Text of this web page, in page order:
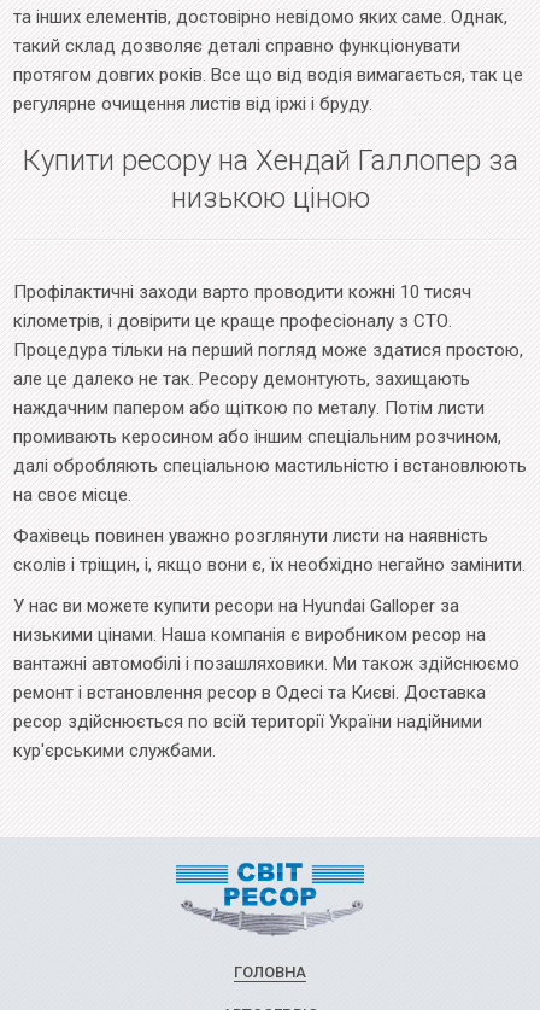
та інших елементів, достовірно невідомо яких саме. Однак,
такий склад дозволяє деталі справно функціонувати
протягом довгих років. Все що від водія вимагається, так це
регулярне очищення листів від іржі і бруду.
Купити ресору на Хендай Галлопер за
низькою ціною
Профілактичні заходи варто проводити кожні 10 тисяч
кілометрів, і довірити це краще професіоналу з СТО.
Процедура тільки на перший погляд може здатися простою,
але це далеко не так. Ресору демонтують, захищають
наждачним папером або щіткою по металу. Потім листи
промивають керосином або іншим спеціальним розчином,
далі обробляють спеціальною мастильністю і встановлюють
на своє місце.
Фахівець повинен уважно розглянути листи на наявність
сколів і тріщин, і, якщо вони є, їх необхідно негайно замінити.
У нас ви можете купити ресори на Hyundai Galloper за
низькими цінами. Наша компанія є виробником ресор на
вантажні автомобілі і позашляховики. Ми також здійснюємо
ремонт і встановлення ресор в Одесі та Києві. Доставка
ресор здійснюється по всій території України надійними
кур'єрськими службами.
ГОЛОВНА